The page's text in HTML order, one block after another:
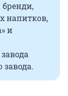
бренди,
напитков,
и
завода.